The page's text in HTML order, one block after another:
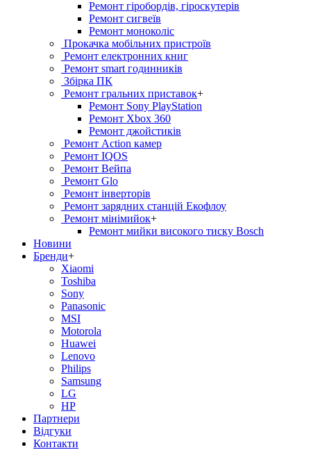
Ремонт гіробордів, гіроскутерів
Ремонт сигвеїв
Ремонт моноколіс
Прокачка мобільних пристроїв
Ремонт електронних книг
Ремонт smart годинників
Збірка ПК
Ремонт гральних приставок+
Ремонт Sony PlayStation
Ремонт Xbox 360
Ремонт джойстиків
Ремонт Action камер
Ремонт IQOS
Ремонт Вейпа
Ремонт Glo
Ремонт інверторів
Ремонт зарядних станцій Екофлоу
Ремонт мiнiмийок+
Ремонт мийки високого тиску Bosch
Новини
Бренди+
Xiaomi
Toshiba
Sony
Panasonic
MSI
Motorola
Huawei
Lenovo
Philips
Samsung
LG
HP
Партнери
Вiдгуки
Контакти